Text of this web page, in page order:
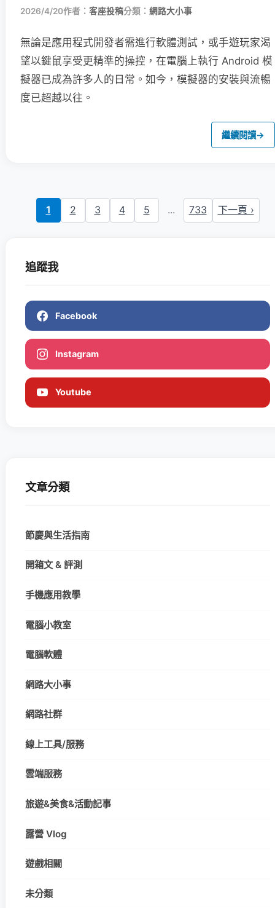
2026/4/20作者： 客座投稿分類： 網路大小事
無論是應用程式開發者需進行軟體測試，或手遊玩家渴
望以鍵鼠享受更精準的操控，在電腦上執行 Android 模
擬器已成為許多人的日常。如今，模擬器的安裝與流暢
度已超越以往。
繼續閱讀→
1 2 3 4 5 ... 733 下一頁 ›
追蹤我
Facebook
Instagram
Youtube
文章分類
節慶與生活指南
開箱文 & 評測
手機應用教學
電腦小教室
電腦軟體
網路大小事
網路社群
線上工具/服務
雲端服務
旅遊&美食&活動記事
露營 Vlog
遊戲相關
未分類